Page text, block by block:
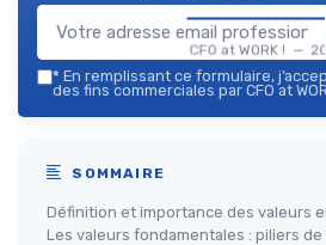
CFO at WORK ! —
* En remplissant ce formulaire,
des fins commerciales par CFO at
SOMMAIRE
Définition et importance des valeurs
Les valeurs fondamentales : piliers